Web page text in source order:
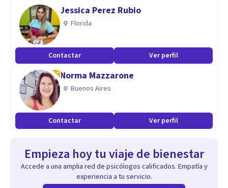
 Escuelas de madres y padres destinadas a cubrir distintas
necesidades dentro de casa (en grupos reducidos o formato
online).
 Grupos de Habilidades Sociales para niñ en grupos
reducidos.
 Sesiones individuales o cursos (en grupos reducidos) para
profesores
Jessica Perez Rubio
Florida
Contactar Ver perfil
Norma Mazzarone
Buenos Aires
Contactar Ver perfil
Empieza hoy tu viaje de bienestar
Accede a una amplia red de psicólogos calificados. Empatía y
experiencia a tu servicio.